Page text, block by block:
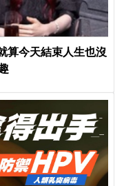
算今天結束人生也沒